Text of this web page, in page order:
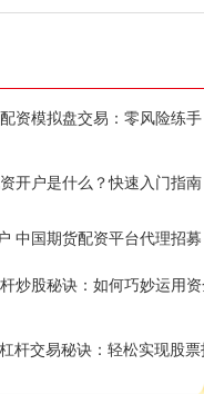
资模拟盘交易：零风险练
开户是什么？快速入门指南
中国期货配资平台代理招募
炒股秘诀：如何巧妙运用
杆交易秘诀：轻松实现股